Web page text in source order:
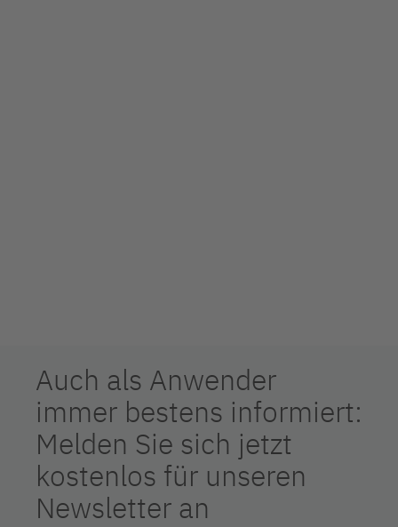
Auch als Anwender
immer bestens informiert:
Melden Sie sich jetzt
kostenlos für unseren
Newsletter an